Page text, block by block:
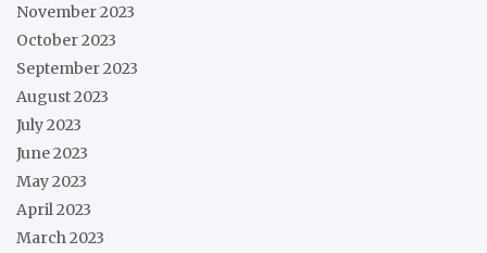
November 2023
October 2023
September 2023
August 2023
July 2023
June 2023
May 2023
April 2023
March 2023